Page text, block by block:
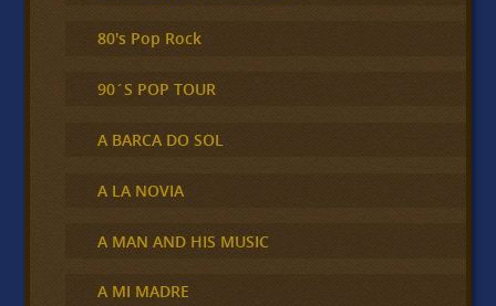
80's Pop Rock
90´S POP TOUR
A BARCA DO SOL
A LA NOVIA
A MAN AND HIS MUSIC
A MI MADRE